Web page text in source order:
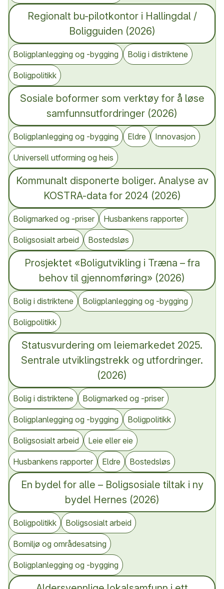
Regionalt bu-pilotkontor i Hallingdal /
Boligguiden (2026)
Boligplanlegging og -bygging Bolig i distriktene
Boligpolitikk
Sosiale boformer som verktøy for å løse
samfunnsutfordringer (2026)
Boligplanlegging og -bygging Eldre Innovasjon
Universell utforming og heis
Kommunalt disponerte boliger. Analyse av
KOSTRA-data for 2024 (2026)
Boligmarked og -priser Husbankens rapporter
Boligsosialt arbeid Bostedsløs
Prosjektet «Boligutvikling i Træna – fra
behov til gjennomføring» (2026)
Bolig i distriktene Boligplanlegging og -bygging
Boligpolitikk
Statusvurdering om leiemarkedet 2025.
Sentrale utviklingstrekk og utfordringer.
(2026)
Bolig i distriktene Boligmarked og -priser
Boligplanlegging og -bygging Boligpolitikk
Boligsosialt arbeid Leie eller eie
Husbankens rapporter Eldre Bostedsløs
En bydel for alle – Boligsosiale tiltak i ny
bydel Hernes (2026)
Boligpolitikk Boligsosialt arbeid
Bomiljø og områdesatsing
Boligplanlegging og -bygging